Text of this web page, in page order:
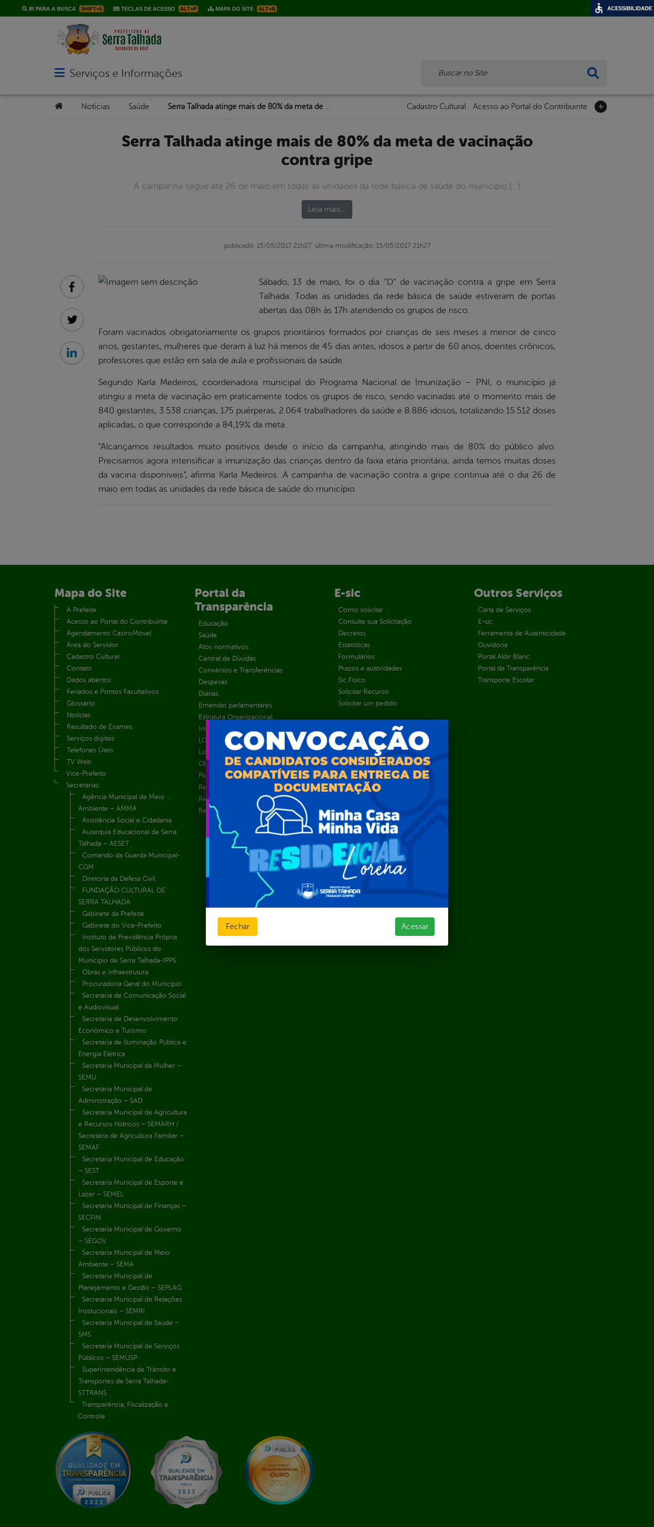
IR PARA A BUSCA SHIFT+5 TECLAS DE ACESSO ALT+P MAPA DO SITE ALT+B
Abrir menu principal de navegação
Serviços e Informações
Você está aqui:
Notícias Saúde Cadastro Cultural Acesso ao Portal do Contribuinte
Serra Talhada atinge mais de 80% da meta de vacinação
contra gripe
A campanha segue até 26 de maio em todas as unidades da rede básica de saúde do município […]
Leia mais…
publicado: 15/05/2017 21h27, última modificação: 15/05/2017 21h27
Sábado, 13 de maio, foi o dia “D” de vacinação contra a gripe em Serra
Talhada. Todas as unidades da rede básica de saúde estiveram de portas
abertas das 08h às 17h atendendo os grupos de risco.
Foram vacinados obrigatoriamente os grupos prioritários formados por crianças de seis meses a menor de cinco
anos, gestantes, mulheres que deram à luz há menos de 45 dias antes, idosos a partir de 60 anos, doentes crônicos,
professores que estão em sala de aula e profissionais da saúde.
Segundo Karla Medeiros, coordenadora municipal do Programa Nacional de Imunização – PNI, o município já
atingiu a meta de vacinação em praticamente todos os grupos de risco, sendo vacinadas até o momento mais de
840 gestantes, 3.538 crianças, 175 puérperas, 2.064 trabalhadores da saúde e 8.886 idosos, totalizando 15.512 doses
aplicadas, o que corresponde a 84,19% da meta.
“Alcançamos resultados muito positivos desde o início da campanha, atingindo mais de 80% do público alvo.
Precisamos agora intensificar a imunização das crianças dentro da faixa etária prioritária, ainda temos muitas doses
da vacina disponíveis”, afirma Karla Medeiros. A campanha de vacinação contra a gripe continua até o dia 26 de
maio em todas as unidades da rede básica de saúde do município.
Facebook
Twitter
Linkedin
Mapa do Site
A Prefeita
Acesso ao Portal do Contribuinte
Agendamento CastroMóvel
Área do Servidor
Cadastro Cultural
Contato
Dados abertos
Feriados e Pontos Facultativos
Glossário
Notícias
Resultado de Exames
Serviços digitais
Telefones Úteis
TV Web
Vice-Prefeito
Secretarias
Agência Municipal de Meio
Ambiente – AMMA
Assistência Social e Cidadania
Autarquia Educacional de Serra
Talhada – AESET
Comando da Guarda Municipal-
CGM
Diretoria da Defesa Civil
FUNDAÇÃO CULTURAL DE
SERRA TALHADA
Gabinete da Prefeita
Gabinete do Vice-Prefeito
Instituto de Previdência Própria
dos Servidores Públicos do
Município de Serra Talhada-IPPS
Obras e Infraestrutura
Procuradoria Geral do Município
Secretaria de Comunicação Social
e Audiovisual
Secretaria de Desenvolvimento
Econômico e Turismo
Secretaria de Iluminação Pública e
Energia Elétrica
Secretaria Municipal da Mulher –
SEMU
Secretaria Municipal de
Administração – SAD
Secretaria Municipal de Agricultura
e Recursos Hídricos – SEMARH /
Secretaria de Agricultura Familiar –
SEMAF
Secretaria Municipal de Educação
– SEST
Secretaria Municipal de Esporte e
Lazer – SEMEL
Secretaria Municipal de Finanças –
SECFIN
Secretaria Municipal de Governo
– SEGOV
Secretaria Municipal de Meio
Ambiente – SEMA
Secretaria Municipal de
Planejamento e Gestão – SEPLAG
Secretaria Municipal de Relações
Institucionais – SEMRI
Secretaria Municipal de Saúde –
SMS
Secretaria Municipal de Serviços
Públicos – SEMUSP
Superintendência de Trânsito e
Transportes de Serra Talhada-
STTRANS
Transparência, Fiscalização e
Controle
Portal da
Transparência
Educação
Saúde
Atos normativos
Central de Dúvidas
Convênios e Transferências
Despesas
Diárias
Emendas parlamentares
Estrutura Organizacional
Inicio
LGPD e Governo Digital
Licitações e Contratos
Obras Públicas
Planejamento e Prestação de Contas
Receitas
Recursos Humanos
Renúncias de Receitas
E-sic
Como solicitar
Consulte sua Solicitação
Decretos
Estatísticas
Formulários
Prazos e autoridades
Sic Físico
Solicitar Recurso
Solicitar um pedido
Outros Serviços
Carta de Serviços
E-sic
Ferramenta de Autenticidade
Ouvidoria
Portal Aldir Blanc
Portal da Transparência
Transporte Escolar
Fechar Acessar
ACESSIBILIDADE